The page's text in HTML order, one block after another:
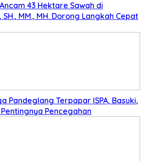
43 Hektare Sawah di
MM., MH. Dorong Langkah Cepat
Pandeglang Terpapar ISPA, Basuki,
Pentingnya Pencegahan